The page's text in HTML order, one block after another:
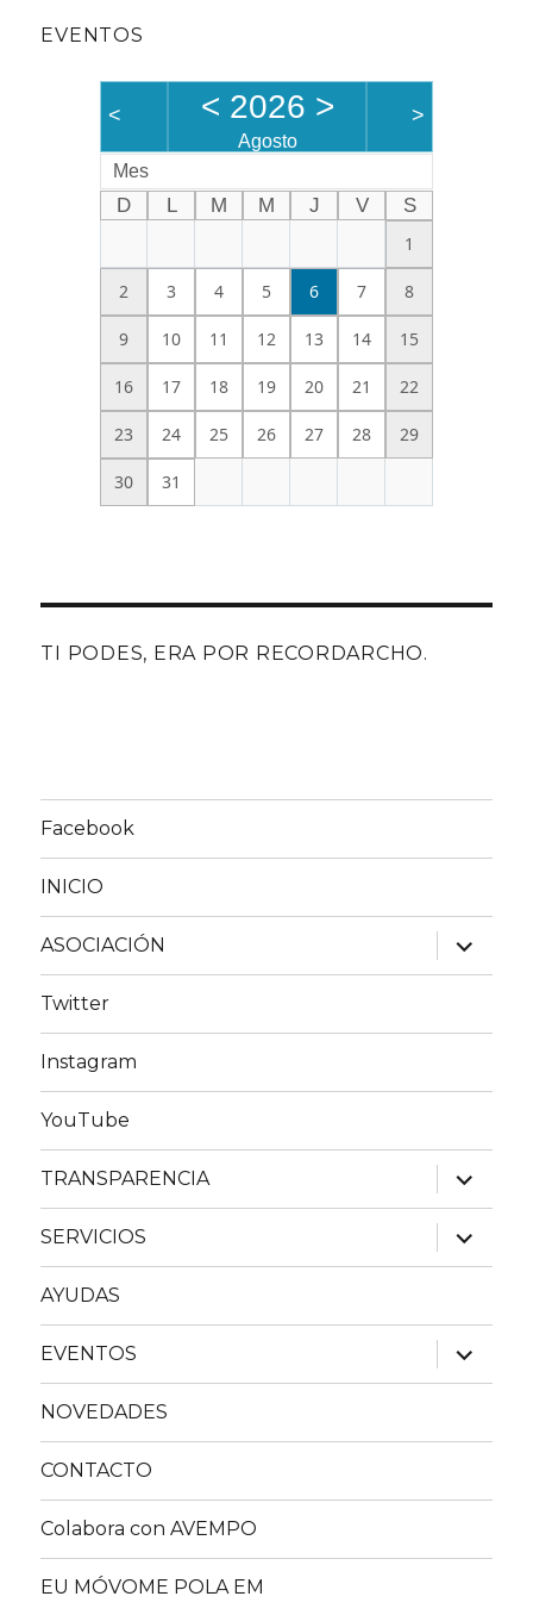
EVENTOS
< < 2026 >
Agosto
>
Mes
D L M M J V
S
1
2 3 4 5 6 7 8
9 10 11 12 13 14 15
16 17 18 19 20 21 22
23 24 25 26 27 28 29
30 31
TI PODES, ERA POR RECORDARCHO.
Facebook
INICIO
ASOCIACIÓN
expande
el
menú
Twitter
Instagram
YouTube
TRANSPARENCIA
expande
el
menú
inferior
SERVICIOS
expande
el
menú
AYUDAS
EVENTOS
expande
el
menú
NOVEDADES
CONTACTO
Colabora con AVEMPO
EU MÓVOME POLA EM